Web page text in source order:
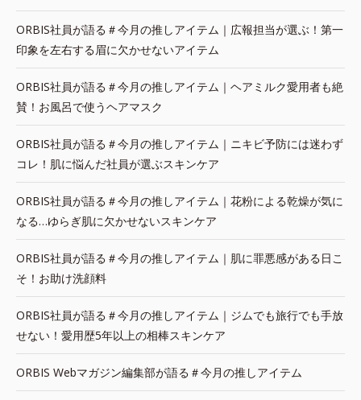
ORBIS社員が語る＃今月の推しアイテム｜広報担当が選ぶ！第一
印象を左右する眉に欠かせないアイテム
ORBIS社員が語る＃今月の推しアイテム｜ヘアミルク愛用者も絶
賛！お風呂で使うヘアマスク
ORBIS社員が語る＃今月の推しアイテム｜ニキビ予防には迷わず
コレ！肌に悩んだ社員が選ぶスキンケア
ORBIS社員が語る＃今月の推しアイテム｜花粉による乾燥が気に
なる…ゆらぎ肌に欠かせないスキンケア
ORBIS社員が語る＃今月の推しアイテム｜肌に罪悪感がある日こ
そ！お助け洗顔料
ORBIS社員が語る＃今月の推しアイテム｜ジムでも旅行でも手放
せない！愛用歴5年以上の相棒スキンケア
ORBIS Webマガジン編集部が語る＃今月の推しアイテム